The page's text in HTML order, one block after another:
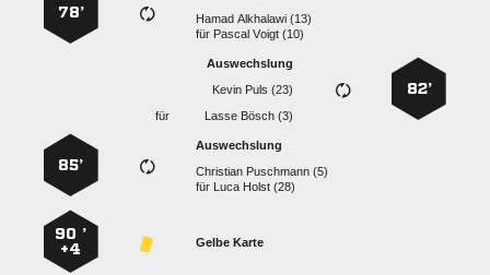
  
für   
78’
82’
Auswechslung
  
für
  
Auswechslung
  
für   
85’
Gelbe Karte
90 ’
+4